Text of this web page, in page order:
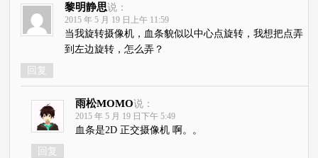
黎明静思说：
2015 年 5 月 19 日上午 11:59
当我旋转摄像机，血条貌似以中心点旋转，我想把点弄
到左边旋转，怎么弄？
回复
雨松MOMO说：
2015 年 5 月 19 日下午 5:49
血条是2D 正交摄像机 啊。。
回复